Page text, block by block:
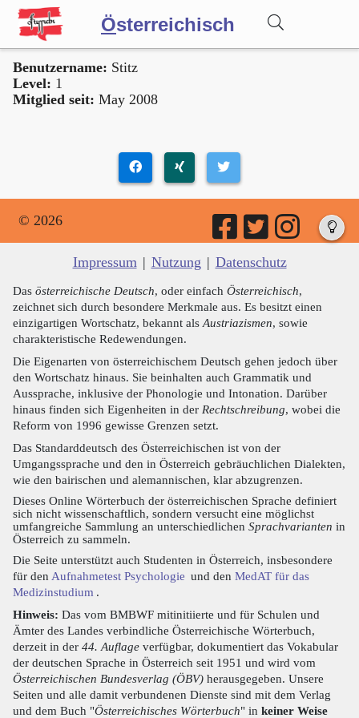
Österreichisch
Wörterbuch
Benutzername: Stitz
Level: 1
Mitglied seit: May 2008
© 2026
Impressum | Nutzung | Datenschutz
Das österreichische Deutsch, oder einfach Österreichisch,
zeichnet sich durch besondere Merkmale aus. Es besitzt einen
einzigartigen Wortschatz, bekannt als Austriazismen, sowie
charakteristische Redewendungen.
Die Eigenarten von österreichischem Deutsch gehen jedoch über
den Wortschatz hinaus. Sie beinhalten auch Grammatik und
Aussprache, inklusive der Phonologie und Intonation. Darüber
hinaus finden sich Eigenheiten in der Rechtschreibung, wobei die
Reform von 1996 gewisse Grenzen setzt.
Das Standarddeutsch des Österreichischen ist von der
Umgangssprache und den in Österreich gebräuchlichen Dialekten,
wie den bairischen und alemannischen, klar abzugrenzen.
Dieses Online Wörterbuch der österreichischen Sprache definiert
sich nicht wissenschaftlich, sondern versucht eine möglichst
umfangreiche Sammlung an unterschiedlichen Sprachvarianten in
Österreich zu sammeln.
Die Seite unterstützt auch Studenten in Österreich, insbesondere
für den Aufnahmetest Psychologie und den MedAT für das
Medizinstudium .
Hinweis: Das vom BMBWF mitinitiierte und für Schulen und
Ämter des Landes verbindliche Österreichische Wörterbuch,
derzeit in der 44. Auflage verfügbar, dokumentiert das Vokabular
der deutschen Sprache in Österreich seit 1951 und wird vom
Österreichischen Bundesverlag (ÖBV) herausgegeben. Unsere
Seiten und alle damit verbundenen Dienste sind mit dem Verlag
und dem Buch "Österreichisches Wörterbuch" in keiner Weise